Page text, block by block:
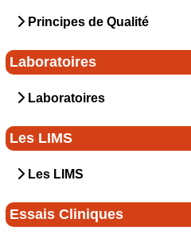
Principes de Qualité
Laboratoires
Laboratoires
Les LIMS
Les LIMS
Essais Cliniques